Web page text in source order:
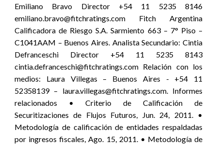
Emiliano Bravo Director +54 11 5235 8146
emiliano.bravo@fitchratings.com Fitch Argentina
Calificadora de Riesgo S.A. Sarmiento 663 – 7° Piso –
C1041AAM – Buenos Aires. Analista Secundario: Cintia
Defranceschi Director +54 11 5235 8143
cintia.defranceschi@fitchratings.com Relación con los
medios: Laura Villegas – Buenos Aires - +54 11
52358139 – laura.villegas@fitchratings.com. Informes
relacionados • Criterio de Calificación de
Securitizaciones de Flujos Futuros, Jun. 24, 2011. •
Metodología de calificación de entidades respaldadas
por ingresos fiscales, Ago. 15, 2011. • Metodología de